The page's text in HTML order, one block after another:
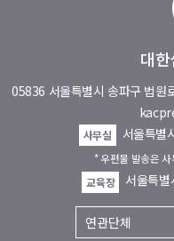
대한
05836 서울특별시 송파구 법
사무실 서울특별
* 우편물 발송은
교육장
서울특